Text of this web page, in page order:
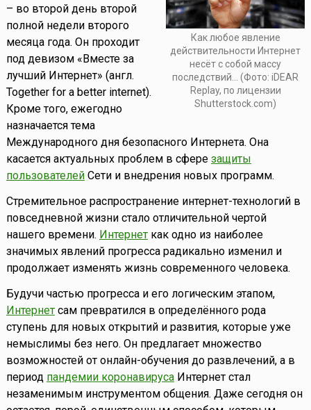
Как любое явление
действительности Интернет
несёт с собой массу
последствий... (Фото: iDEAR
Replay, по лицензии
Shutterstock.com)
– во второй день второй
полной недели второго
месяца года. Он проходит
под девизом «Вместе за
лучший Интернет» (англ.
Together for a better internet).
Кроме того, ежегодно
назначается тема
Международного дня безопасного Интернета. Она
касается актуальных проблем в сфере защиты
пользователейСети и внедрения новых программ.
Стремительное распространение интернет-технологий в
повседневной жизни стало отличительной чертой
нашего времени. Интернеткак одно из наиболее
значимых явлений прогресса радикально изменил и
продолжает изменять жизнь современного человека.
Будучи частью прогресса и его логическим этапом,
Интернетсам превратился в определённого рода
ступень для новых открытий и развития, которые уже
немыслимы без него. Он предлагает множество
возможностей от онлайн-обучения до развлечений, а в
период пандемии коронавирусаИнтернет стал
незаменимым инструментом общения. Даже сегодня он